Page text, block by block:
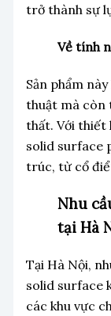
trở thành sự
Về tính
Sản phẩm
thuật mà còn
thất. Với thiết
solid surface
trúc, từ cổ
Nhu
tại Hà
Tại Hà Nội,
solid surface
các khu vực